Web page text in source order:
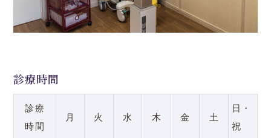
診療時間
診療
時間
月 火 水 木 金 土
日・
祝